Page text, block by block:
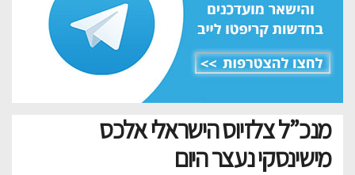
מנכ”ל צלזיוס הישראלי אלכס
מישינסקי נעצר היום